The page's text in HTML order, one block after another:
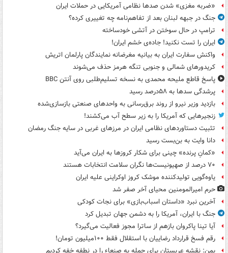
«ضربه مغزی» شدن صدها نظامی آمریکایی در حملات ایران
جنگ در جبهه لبنان بعد از تفاهم‌نامه چه تغییری کرده؟
ترامپ در حال سوختن در آتشی خودساخته
ایران را تست نکنید! جاده‌ی خشم ایران!
واکنش سفارت ایران به بیانیه مغرضانه نمایندگان پارلمان اتریش
کریدورهای شمالی و جنوبی تنگه هرمز حذف می‌شوند
پاسخ قاطع ملیحه محمدی به نسخه تسلیم‌طلبی روی آنتن BBC
پرشدگی سدها به ۵۸درصد رسید
بازدید وزیر نیرو از روند برق‌رسانی به واحدهای صنعتی بازسازی‌شده
زنجیرهایی که آمریکا را به زیر سطح آب می‌کشند!
تثبیت دستاوردهای نظامی ایران در مرزهای غربی در سایه جنگ رمضان
دانا وایت به بن‌بست رسید
«کمانِ پرنده» چینی برای شکار کروزها به ایران می‌آید
۷۰ درصد از صهیونیست‌ها نگران سلامت انتخابات هستند
یاوه‌گویی تولیدکننده موشک کروز اوکراینی علیه ایران
حرم امیرالمومنین محیای آخر صفر شد
آخرین نبرد «داستان اسباب‌بازی» برای نجات کودکی
جنگ با ایران، آمریکا را به دشمن جهان تبدیل کرد
آیا تینا پاکروان بازهم از ساترا مجوز فعالیت می‌گیرد؟
رقم فسخ قرارداد رضاییان با استقلال فقط ۱۰۰میلیون تومان!
یمن: نقشه عربستان برای حمله به صنعاء را در نطفه خفه کردیم